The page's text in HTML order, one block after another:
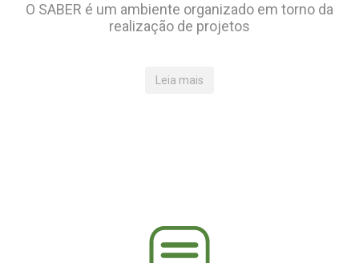
O SABER é um ambiente organizado em torno da
realização de projetos
Leia mais